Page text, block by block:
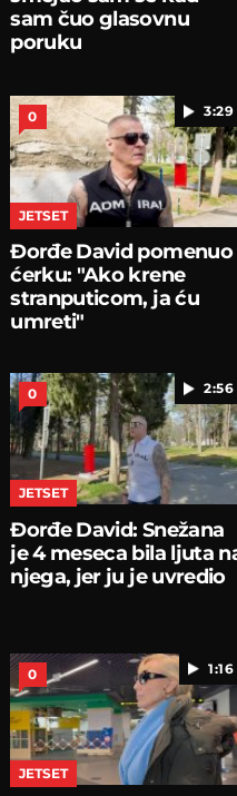
sam čuo glasovnu
poruku
3:29
0
JETSET
Đorđe David pomenuo
ćerku: "Ako krene
stranputicom, ja ću
umreti"
2:56
0
JETSET
Đorđe David: Snežana
je 4 meseca bila ljuta
njega, jer ju je uvredio
1:16
0
JETSET